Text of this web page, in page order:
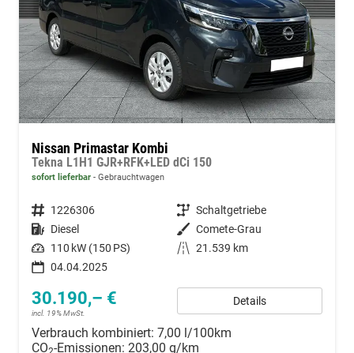
Nissan Primastar Kombi
Tekna L1H1 GJR+RFK+LED dCi 150
sofort lieferbar Gebrauchtwagen
Fahrzeugnummer 1226306 Getriebe Schaltgetriebe
Kraftstoff Diesel Außenfarbe Comete-Grau
Leistung 110 kW (150 PS) Kilometerstand 21.539 km
04.04.2025
30.190,– €
incl. 19% MwSt.
Details
Verbrauch kombiniert: 7,00 l/100km
CO -Emissionen: 203,00 g/km